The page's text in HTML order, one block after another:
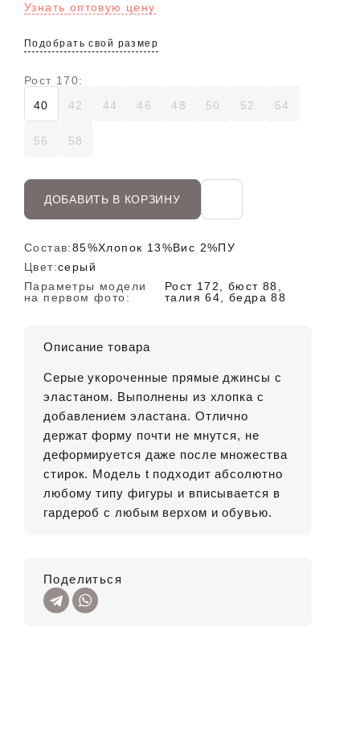
Узнать оптовую цену
Подобрать свой размер
Рост 170:
40
42 44 46 48 50 52 54
56 58
ДОБАВИТЬ В КОРЗИНУ
Состав:85%Хлопок 13%Вис 2%ПУ
Цвет:серый
Параметры модели
на первом фото:
Рост 172, бюст 88,
талия 64, бедра 88
Описание товара
Серые укороченные прямые джинсы с
эластаном. Выполнены из хлопка с
добавлением эластана. Отлично
держат форму почти не мнутся, не
деформируется даже после множества
стирок. Модель t подходит абсолютно
любому типу фигуры и вписывается в
гардероб с любым верхом и обувью.
Поделиться